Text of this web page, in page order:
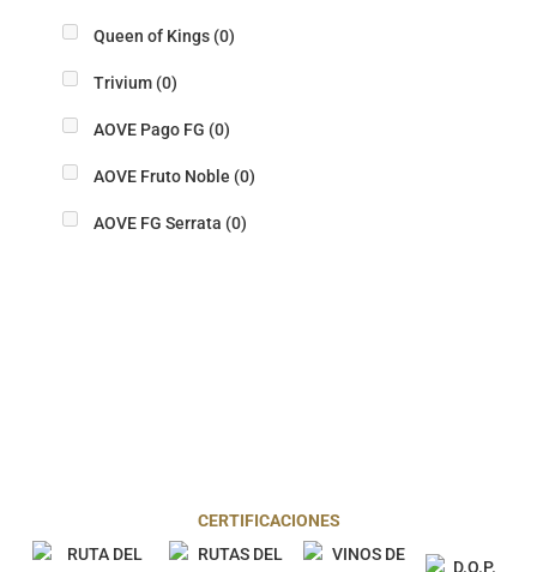
Queen of Kings (0)
Trivium (0)
AOVE Pago FG (0)
AOVE Fruto Noble (0)
AOVE FG Serrata (0)
CERTIFICACIONES